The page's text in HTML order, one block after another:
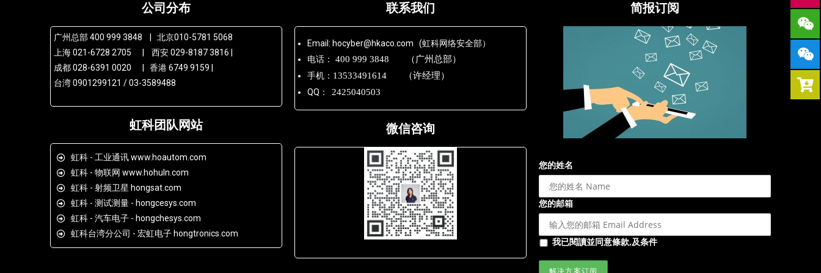
公司分布
广州总部 400 999 3848 | 北京010-5781 5068
上海 021-6728 2705 | 西安 029-8187 3816 |
成都 028-6391 0020 | 香港 6749 9159 |
台湾 0901299121 / 03-3589488
虹科团队网站
虹科 - 工业通讯 www.hoautom.com
虹科 - 物联网 www.hohuln.com
虹科 - 射频卫星 hongsat.com
虹科 - 测试测量 - hongcesys.com
虹科 - 汽车电子 - hongchesys.com
虹科台湾分公司 - 宏虹电子 hongtronics.com
联系我们
Email: hocyber@hkaco.com (虹科网络安全部）
电话：
400 999 3848 （广州总部）
手机： 13533491614 （许经理）
QQ： 2425040503
微信咨询
简报订阅
您的姓名
您的邮箱
我已閱讀並同意條款,及条件